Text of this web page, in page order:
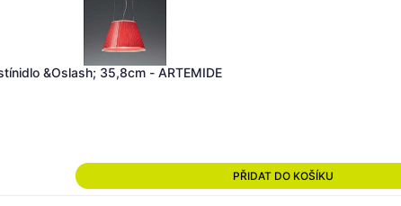
&Oslash; 35,8cm - ARTEMIDE
PŘIDAT DO KOŠÍKU